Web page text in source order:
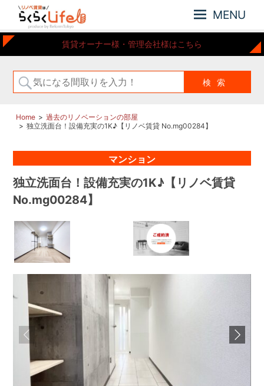
ノ
ベ
賃
は
ら
く
ら
く
Life
元
近
郊
ノ
ン
さ
た
屋
羅
部
MENU
賃貸オーナー様・管理会社様はこちら
Home
過去のリノベーションの部屋
独立洗面台！設備充実の1K♪【リノベ賃貸 No.mg00284】
マンション
独立洗面台！設備充実の1K♪【リノベ賃貸
No.mg00284】